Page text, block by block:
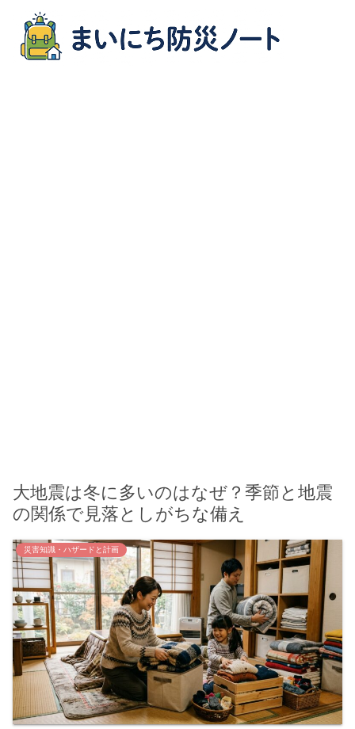
大地震は冬に多いのはなぜ？季節と地震
の関係で見落としがちな備え
災害知識・ハザードと計画